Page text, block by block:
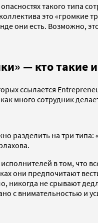
такого типа
это «громкие
они есть. Возможно,
— кто такие
ссылается
много сотрудник
разделить на три типа:
в том, что
они предпочитают
никогда не срывают
с внимательностью и